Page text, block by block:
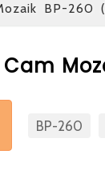
BP-260
Cam
BP-260
Betaş Cam